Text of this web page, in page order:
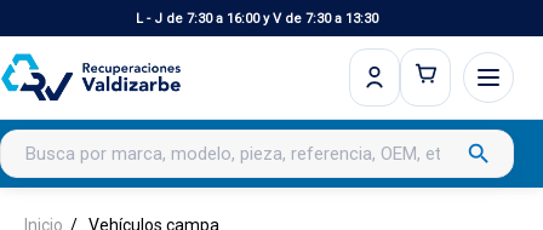
L - J de 7:30 a 16:00 y V de 7:30 a 13:30
Buscar productos search
Inicio Vehículos campa